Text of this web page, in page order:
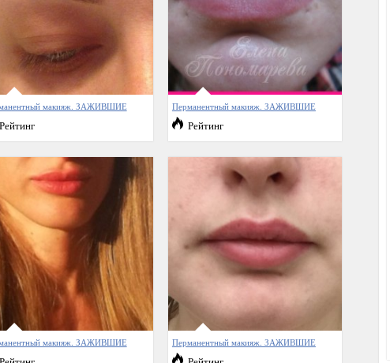
макияж. ЗАЖИВШИЕ
Рейтинг
Перманентный макияж. ЗАЖИВШИЕ
Рейтинг
макияж. ЗАЖИВШИЕ Перманентный макияж. ЗАЖИВШИЕ